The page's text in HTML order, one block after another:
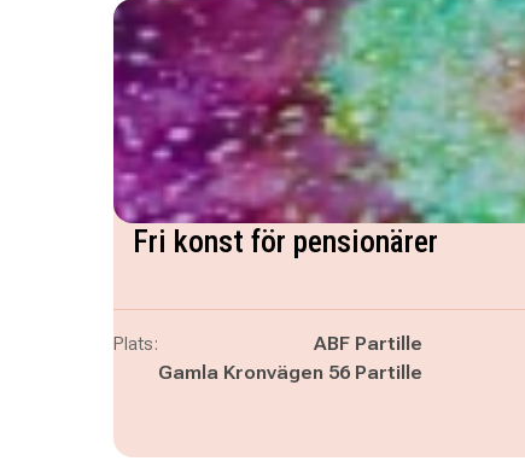
Fri konst för pensionärer
Plats:
ABF Partille
Gamla Kronvägen 56 Partille